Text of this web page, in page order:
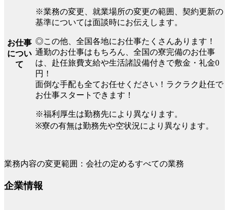
お仕事
につい
て
※業務の変更、就業場所の変更の範囲、契約更新の
基準については面談時にお伝えします。
◎この他、全国各地にお仕事たくさんあります！
通勤のお仕事はもちろん、全国の寮完備のお仕事
は、赴任旅費支給や生活諸設備付きで敷金・礼金0
円！
面倒な手配も全てお任せください！ラクラク赴任で
お仕事スタートできます！
※福利厚生は勤務先により異なります。
※寮の有無は勤務先や空状況により異なります。
業務内容の変更範囲：会社の定めるすべての業務
企業情報